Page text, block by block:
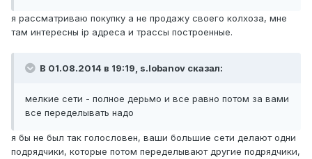
я рассматриваю покупку а не продажу своего колхоза, мне
там интересны ip адреса и трассы построенные.
В 01.08.2014 в 19:19, s.lobanov сказал:
мелкие сети - полное дерьмо и все равно потом за вами
все переделывать надо
я бы не был так голословен, ваши большие сети делают одни
подрядчики, которые потом переделывают другие подрядчики,